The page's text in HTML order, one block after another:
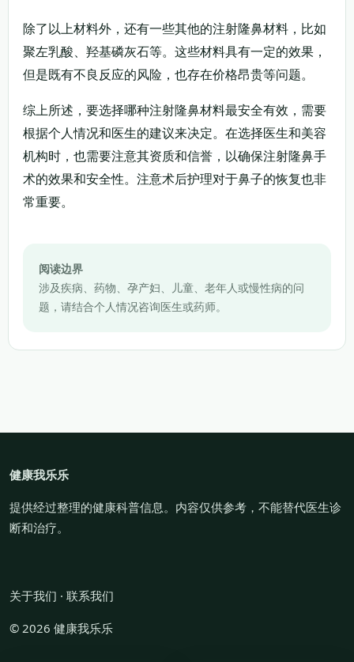
除了以上材料外，还有一些其他的注射隆鼻材料，比如
聚左乳酸、羟基磷灰石等。这些材料具有一定的效果，
但是既有不良反应的风险，也存在价格昂贵等问题。
综上所述，要选择哪种注射隆鼻材料最安全有效，需要
根据个人情况和医生的建议来决定。在选择医生和美容
机构时，也需要注意其资质和信誉，以确保注射隆鼻手
术的效果和安全性。注意术后护理对于鼻子的恢复也非
常重要。
阅读边界
涉及疾病、药物、孕产妇、儿童、老年人或慢性病的问
题，请结合个人情况咨询医生或药师。
健康我乐乐
提供经过整理的健康科普信息。内容仅供参考，不能替代医生诊
断和治疗。
关于我们 · 联系我们
© 2026 健康我乐乐